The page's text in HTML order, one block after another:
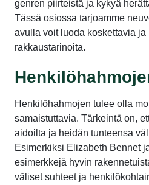
genren piirteistä ja kykyä
Tässä osiossa tarjoamme
avulla voit luoda koskettavia
rakkaustarinoita.
Henkilöhahmojen tulee olla
samaistuttavia. Tärkeintä on,
aidoilta ja heidän tunteensa
Esimerkiksi Elizabeth Bennet
esimerkkejä hyvin
väliset suhteet ja